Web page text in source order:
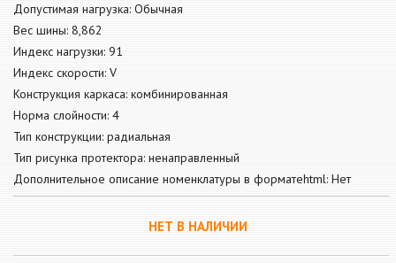
Допустимая нагрузка: Обычная
Вес шины: 8,862
Индекс нагрузки: 91
Индекс скорости: V
Конструкция каркаса: комбинированная
Норма слойности: 4
Тип конструкции: радиальная
Тип рисунка протектора: ненаправленный
Дополнительное описание номенклатуры в форматеhtml: Нет
НЕТ В НАЛИЧИИ